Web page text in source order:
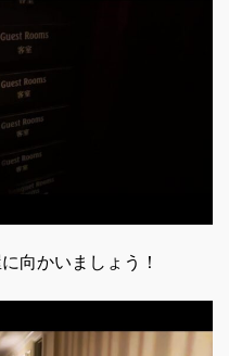
向かいましょう！